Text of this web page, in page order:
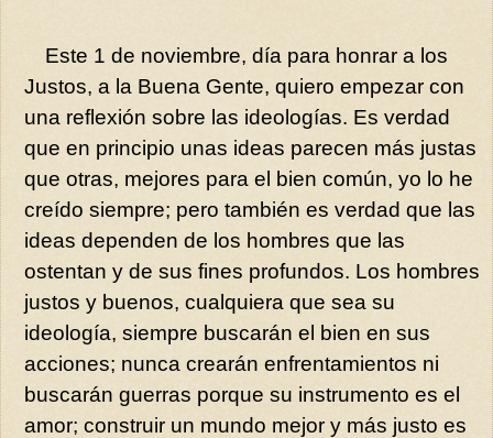
Este 1 de noviembre, día para honrar a los
Justos, a la Buena Gente, quiero empezar con
una reflexión sobre las ideologías. Es verdad
que en principio unas ideas parecen más justas
que otras, mejores para el bien común, yo lo he
creído siempre; pero también es verdad que las
ideas dependen de los hombres que las
ostentan y de sus fines profundos. Los hombres
justos y buenos, cualquiera que sea su
ideología, siempre buscarán el bien en sus
acciones; nunca crearán enfrentamientos ni
buscarán guerras porque su instrumento es el
amor; construir un mundo mejor y más justo es